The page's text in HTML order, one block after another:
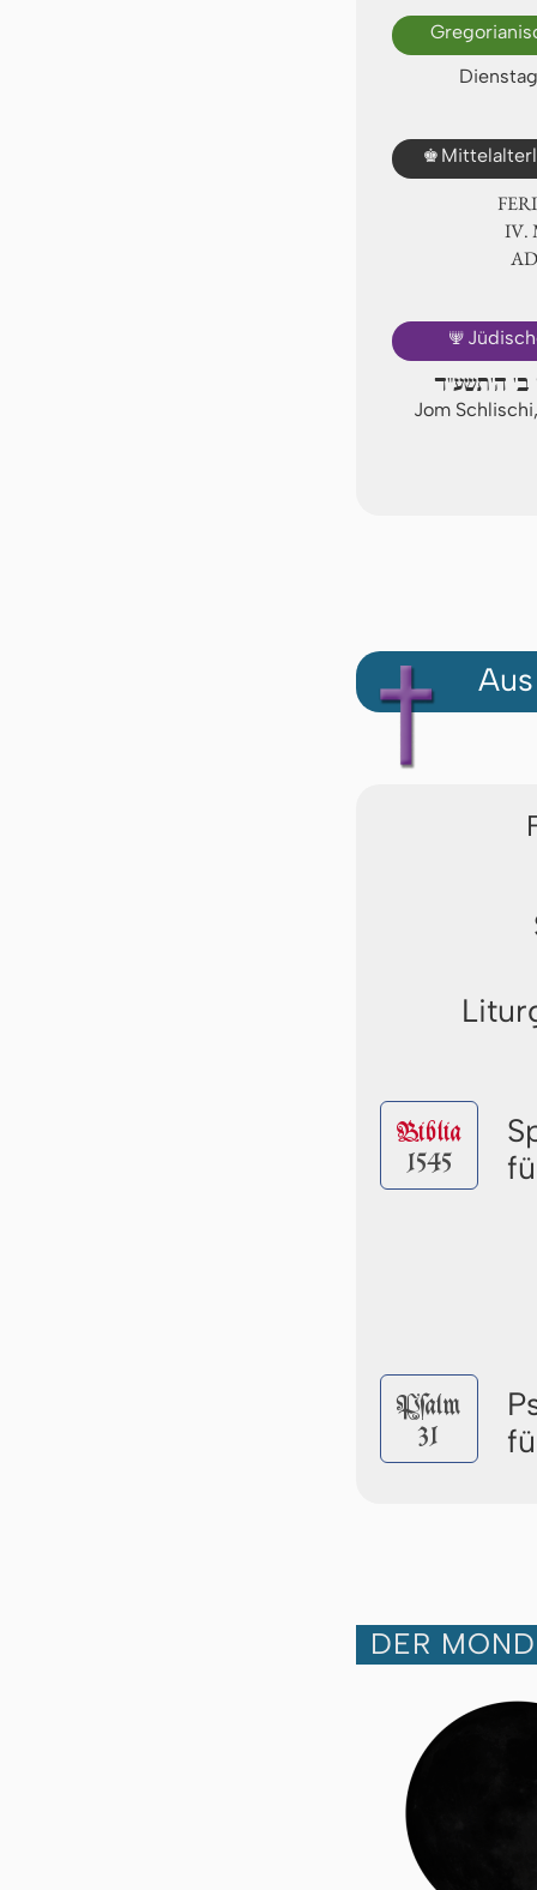
♚
Ⅳ.
🕎
ב' ה'תשע"ד
Jom
Biblia
1545
Pſalm
31
DER